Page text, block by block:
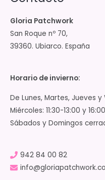
Gloria Patchwork
San Roque nº 70,
39360. Ubiarco. España
Horario de invierno:
De Lunes, Martes, Jueves y
Miércoles: 11:30-13:00 y
Sábados y Domingos
942 84 00 82